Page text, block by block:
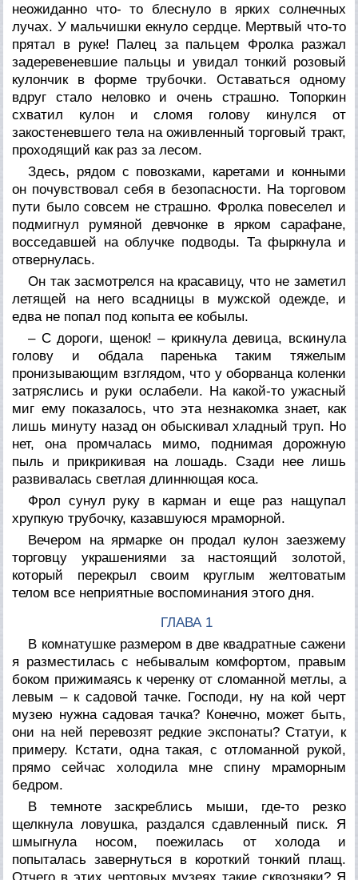
неожиданно что- то блеснуло в ярких солнечных
лучах. У мальчишки екнуло сердце. Мертвый что-то
прятал в руке! Палец за пальцем Фролка разжал
задеревеневшие пальцы и увидал тонкий розовый
кулончик в форме трубочки. Оставаться одному
вдруг стало неловко и очень страшно. Топоркин
схватил кулон и сломя голову кинулся от
закостеневшего тела на оживленный торговый тракт,
проходящий как раз за лесом.
Здесь, рядом с повозками, каретами и конными
он почувствовал себя в безопасности. На торговом
пути было совсем не страшно. Фролка повеселел и
подмигнул румяной девчонке в ярком сарафане,
восседавшей на облучке подводы. Та фыркнула и
отвернулась.
Он так засмотрелся на красавицу, что не заметил
летящей на него всадницы в мужской одежде, и
едва не попал под копыта ее кобылы.
– С дороги, щенок! – крикнула девица, вскинула
голову и обдала паренька таким тяжелым
пронизывающим взглядом, что у оборванца коленки
затряслись и руки ослабели. На какой-то ужасный
миг ему показалось, что эта незнакомка знает, как
лишь минуту назад он обыскивал хладный труп. Но
нет, она промчалась мимо, поднимая дорожную
пыль и прикрикивая на лошадь. Сзади нее лишь
развивалась светлая длиннющая коса.
Фрол сунул руку в карман и еще раз нащупал
хрупкую трубочку, казавшуюся мраморной.
Вечером на ярмарке он продал кулон заезжему
торговцу украшениями за настоящий золотой,
который перекрыл своим круглым желтоватым
телом все неприятные воспоминания этого дня.
ГЛАВА 1
В комнатушке размером в две квадратные сажени
я разместилась с небывалым комфортом, правым
боком прижимаясь к черенку от сломанной метлы, а
левым – к садовой тачке. Господи, ну на кой черт
музею нужна садовая тачка? Конечно, может быть,
они на ней перевозят редкие экспонаты? Статуи, к
примеру. Кстати, одна такая, с отломанной рукой,
прямо сейчас холодила мне спину мраморным
бедром.
В темноте заскреблись мыши, где-то резко
щелкнула ловушка, раздался сдавленный писк. Я
шмыгнула носом, поежилась от холода и
попыталась завернуться в короткий тонкий плащ.